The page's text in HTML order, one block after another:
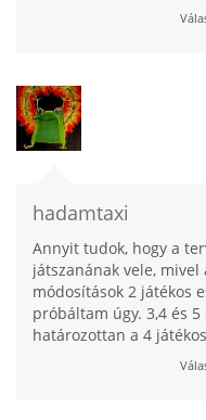
hadamtaxi
Annyit tudok, hogy a
játszanának vele,
módosítások 2 játékos
próbáltam úgy. 3,4 és
határozottan a 4